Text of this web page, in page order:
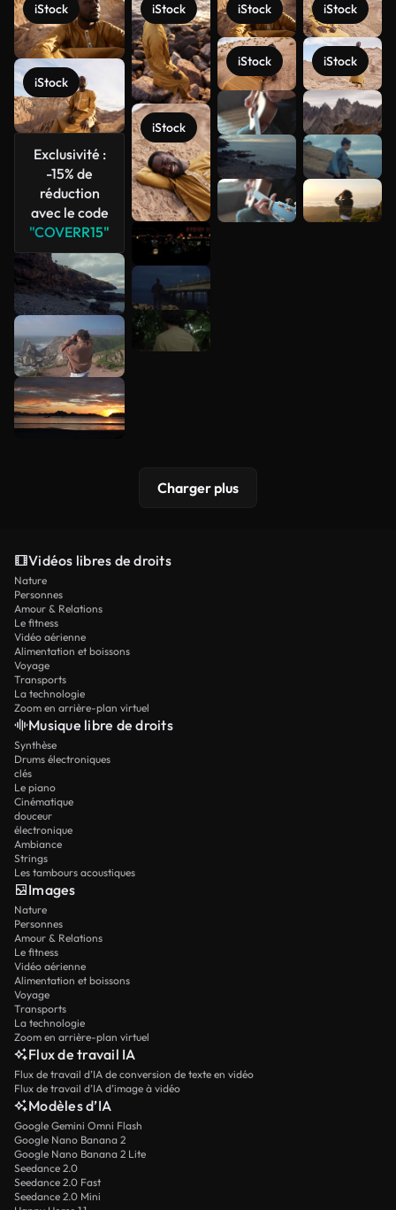
iStock
iStock
Exclusivité :
-15% de
réduction
avec le code
"COVERR15"
iStock
iStock
iStock
iStock
iStock
iStock
Voir plus
Charger plus
Vidéos libres de droits
Nature
Personnes
Amour & Relations
Le fitness
Vidéo aérienne
Alimentation et boissons
Voyage
Transports
La technologie
Zoom en arrière-plan virtuel
Musique libre de droits
Synthèse
Drums électroniques
clés
Le piano
Cinématique
douceur
électronique
Ambiance
Strings
Les tambours acoustiques
Images
Nature
Personnes
Amour & Relations
Le fitness
Vidéo aérienne
Alimentation et boissons
Voyage
Transports
La technologie
Zoom en arrière-plan virtuel
Flux de travail IA
Flux de travail d’IA de conversion de texte en vidéo
Flux de travail d’IA d’image à vidéo
Modèles d’IA
Google Gemini Omni Flash
Google Nano Banana 2
Google Nano Banana 2 Lite
Seedance 2.0
Seedance 2.0 Fast
Seedance 2.0 Mini